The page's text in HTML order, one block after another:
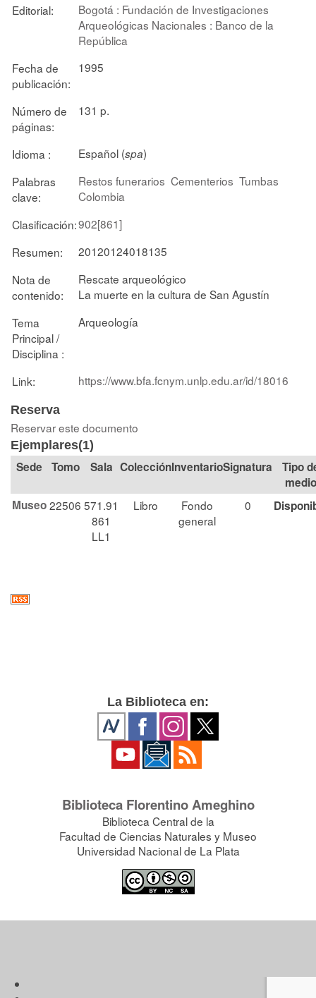
Editorial:
Bogotá : Fundación de Investigaciones
Arqueológicas Nacionales : Banco de la
República
Fecha de
publicación:
1995
Número de
páginas:
131 p.
Idioma : Español (spa)
Palabras
clave:
Restos funerarios Cementerios Tumbas
Colombia
Clasificación:902[861]
Resumen:
20120124018135
Nota de
contenido:
Rescate arqueológico
La muerte en la cultura de San Agustín
Tema
Principal /
Disciplina :
Arqueología
Link: https://www.bfa.fcnym.unlp.edu.ar/id/18016
Reserva
Reservar este documento
Ejemplares(1)
Tomo Sala Colección Signatura
Tipo
medio
Museo22506 571.91
861
LL1
Libro
Fondo
general
0
La Biblioteca en:
Biblioteca Florentino Ameghino
Biblioteca Central de la
Facultad de Ciencias Naturales y Museo
Universidad Nacional de La Plata